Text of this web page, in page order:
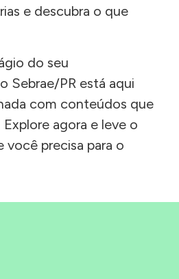
e descubra o que
do seu
Sebrae/PR está aqui
com conteúdos que
agora e leve o
precisa para o